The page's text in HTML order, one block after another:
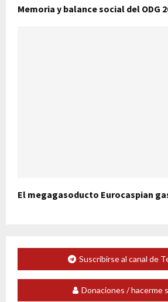
Memoria y balance social del ODG
El megagasoducto Eurocaspian
Suscribirse al canal de
Donaciones / hacerme